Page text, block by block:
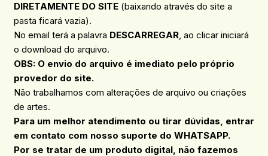
DIRETAMENTE DO SITE(baixando através do site a
pasta ficará vazia).
No email terá a palavra DESCARREGAR, ao clicar iniciará
o download do arquivo.
OBS: O envio do arquivo é imediato pelo próprio
provedor do site.
Não trabalhamos com alterações de arquivo ou criações
de artes.
Para um melhor atendimento ou tirar dúvidas, entrar
em contato com nosso suporte do WHATSAPP.
Por se tratar de um produto digital, não fazemos